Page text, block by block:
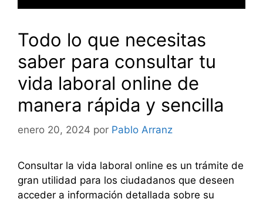
Todo lo que necesitas
saber para consultar tu
vida laboral online de
manera rápida y sencilla
enero 20, 2024 por Pablo Arranz
Consultar la vida laboral online es un trámite de
gran utilidad para los ciudadanos que deseen
acceder a información detallada sobre su